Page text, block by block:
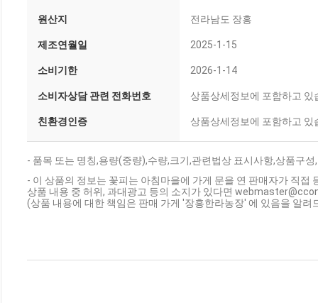
원산지 전라남도 장흥
제조연월일 2025-1-15
소비기한 2026-1-14
소비자상담 관련 전화번호 상품상세정보에 포함하고 있
친환경인증 상품상세정보에 포함하고 있
- 품목 또는 명칭,용량(중량),수량,크기,관련법상 표시사항,상품구
- 이 상품의 정보는 꽃피는 아침마을에 가게 문을 연 판매자가 직접
상품 내용 중 허위, 과대광고 등의 소지가 있다면
(상품 내용에 대한 책임은 판매 가게 '장흥한라농장' 에 있음을 알려